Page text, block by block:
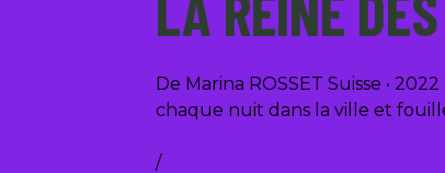
De Marina ROSSET Suisse •
chaque nuit dans la ville et
/